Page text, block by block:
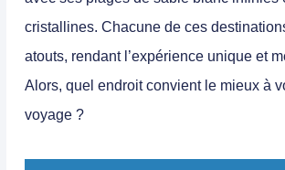
cristallines. Chacune de ces
atouts, rendant l’expérience unique et
Alors, quel endroit convient le mieux à
voyage ?